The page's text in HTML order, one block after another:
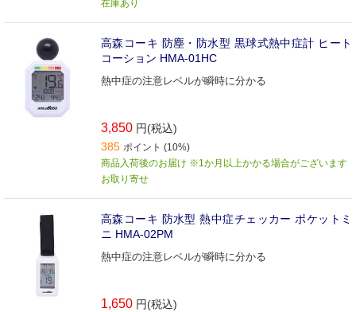
在庫あり
高森コーキ 防塵・防水型 黒球式熱中症計 ヒート
コーション HMA-01HC
熱中症の注意レベルが瞬時に分かる
3,850 円(税込)
385 ポイント (10%)
商品入荷後のお届け ※1か月以上かかる場合がございます
お取り寄せ
高森コーキ 防水型 熱中症チェッカー ポケットミ
ニ HMA-02PM
熱中症の注意レベルが瞬時に分かる
1,650 円(税込)